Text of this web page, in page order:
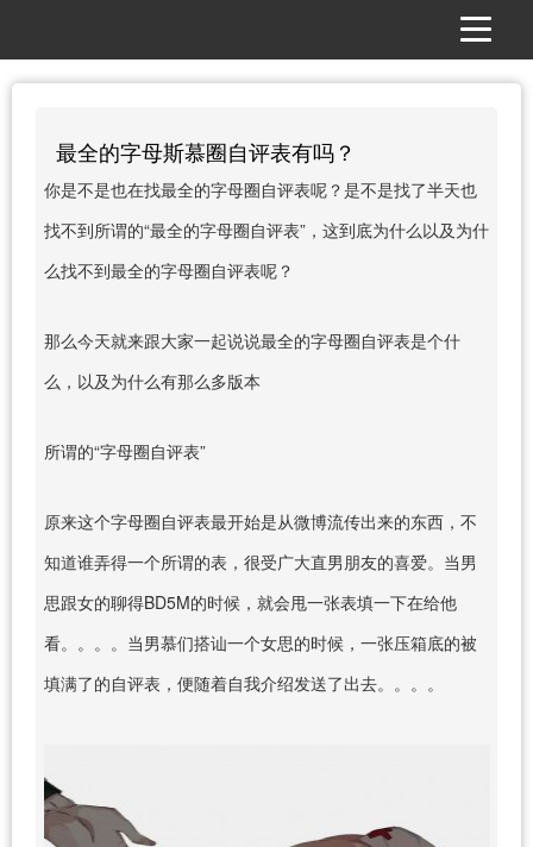
最全的字母斯慕圈自评表有吗？
你是不是也在找最全的字母圈自评表呢？是不是找了半天也
找不到所谓的“最全的字母圈自评表”，这到底为什么以及为什
么找不到最全的字母圈自评表呢？
那么今天就来跟大家一起说说最全的字母圈自评表是个什
么，以及为什么有那么多版本
所谓的“字母圈自评表”
原来这个字母圈自评表最开始是从微博流传出来的东西，不
知道谁弄得一个所谓的表，很受广大直男朋友的喜爱。当男
思跟女的聊得BD5M的时候，就会甩一张表填一下在给他
看。。。。当男慕们搭讪一个女思的时候，一张压箱底的被
填满了的自评表，便随着自我介绍发送了出去。。。。